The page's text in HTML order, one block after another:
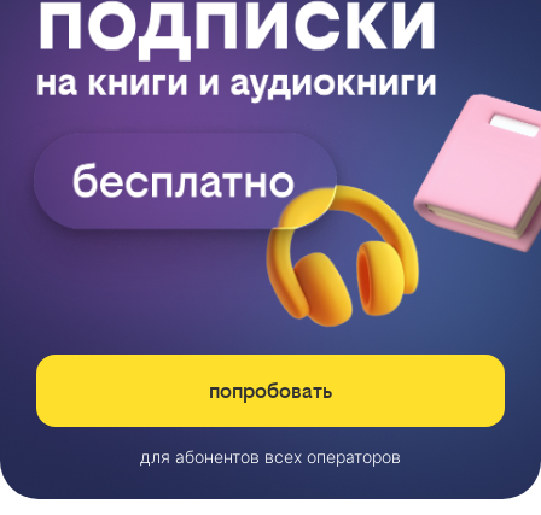
попробовать
для абонентов всех операторов